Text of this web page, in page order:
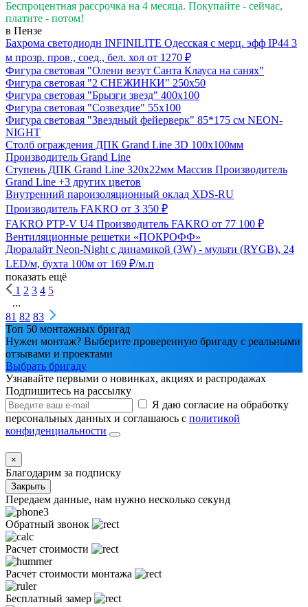
Беспроцентная рассрочка на 4 месяца. Покупайте - сейчас,
платите - потом!
в Пензе
Бахрома светодиодн INFINILITE Одесская с мерц. эфф IP44 3
м прозр. пров., соед., бел. хол от 1270 ₽
Фигура световая "Олени везут Санта Клауса на санях"
Фигура световая "2 СНЕЖИНКИ" 250х50
Фигура световая "Брызги звезд" 400х100
Фигура световая "Созвездие" 55х100
Фигура световая "Звездный фейерверк" 85*175 см NEON-
NIGHT
Столб ограждения ДПК Grand Line 3D 100х100мм
Производитель Grand Line
Ступень ДПК Grand Line 320х22мм Массив Производитель
Grand Line +3 других цветов
Внутренний пароизоляционный оклад XDS-RU
Производитель FAKRO от 3 350 ₽
FAKRO PTP-V U4 Производитель FAKRO от 77 100 ₽
Вентиляционные решетки «ПОКРОФФ»
Дюралайт Neon-Night с динамикой (3W) - мульти (RYGB), 24
LED/м, бухта 100м от 169 ₽/м.п
показать ещё
1 2 3 4 5
...
81 82 83
Топ 50 монтажных бригад
Нужен монтаж? Выберите проверенную бригаду с реальными
отзывами и проектами
Выбрать бригаду
Узнавайте первыми о новинках, акциях и распродажах
Подпишитесь на рассылку
Я даю согласие на обработку
персональных данных и соглашаюсь с политикой
конфиденциальности
×
Благодарим за подписку
Закрыть
Передаем данные, нам нужно несколько секунд
Обратный звонок
Расчет стоимости
Расчет стоимости монтажа
Бесплатный замер